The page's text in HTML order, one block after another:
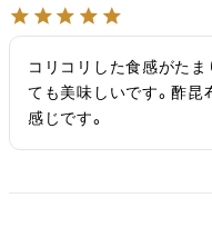
コリコリした食感がたま
ても美味しいです。酢昆
感じです。